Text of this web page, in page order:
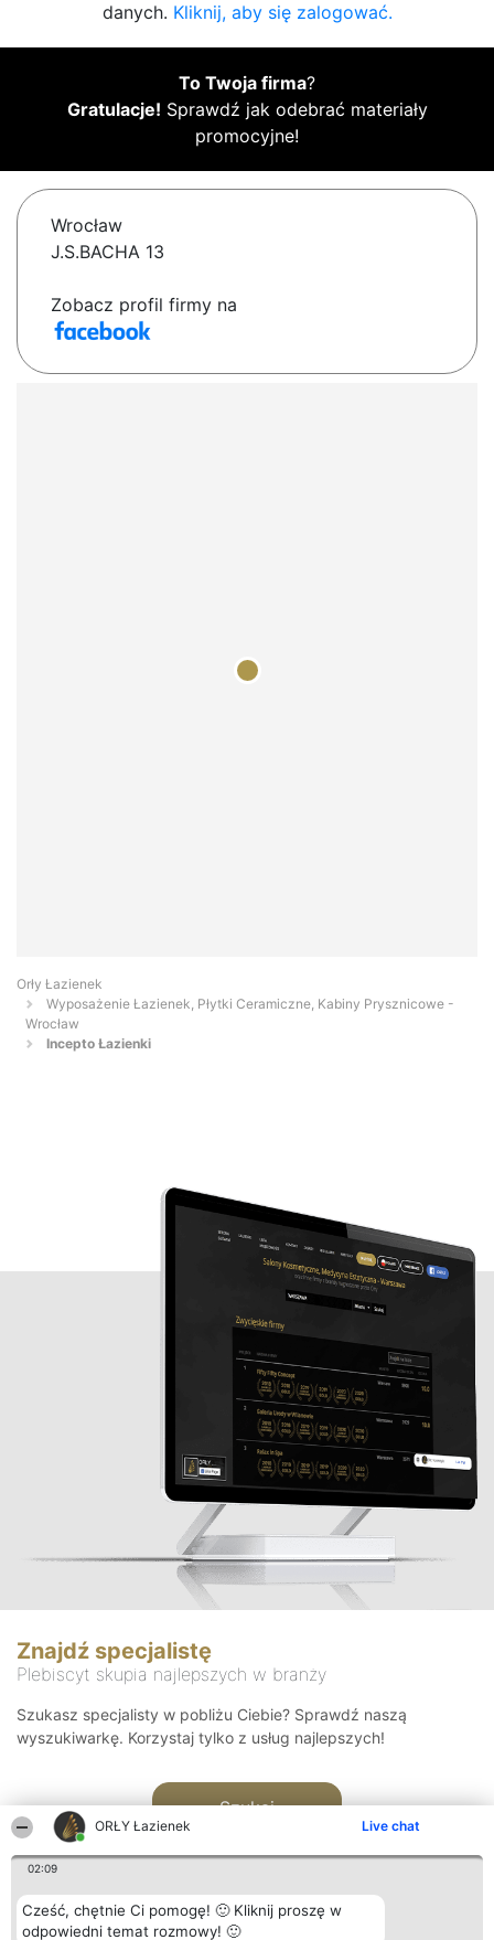
ORŁY Łazienek Live chat
02:09
Cześć, chętnie Ci pomogę! 🙂 Kliknij proszę w
odpowiedni temat rozmowy! 🙂
danych. Kliknij, aby się zalogować.
To Twoja firma?
Gratulacje! Sprawdź jak odebrać materiały
promocyjne!
Wrocław
J.S.BACHA 13
Zobacz profil firmy na
Orły Łazienek
Wyposażenie Łazienek, Płytki Ceramiczne, Kabiny Prysznicowe -
Wrocław
Incepto Łazienki
Znajdź specjalistę
Plebiscyt skupia najlepszych w branży
Szukasz specjalisty w pobliżu Ciebie? Sprawdź naszą
wyszukiwarkę. Korzystaj tylko z usług najlepszych!
Szukaj